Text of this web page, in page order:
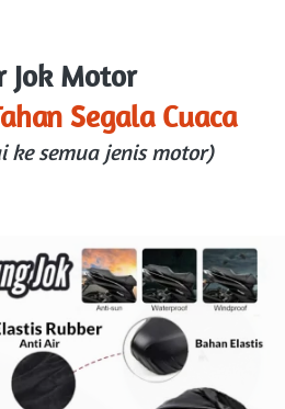
Jok Motor
Segala Cuaca
semua jenis motor)